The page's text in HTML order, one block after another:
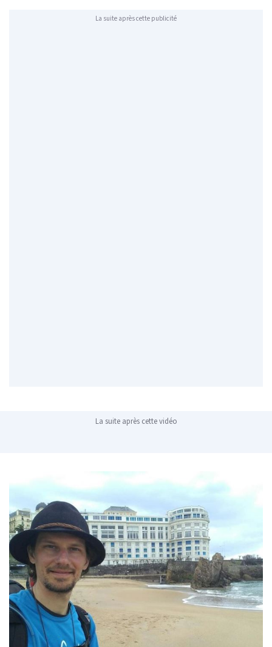
La suite après cette publicité
La suite après cette vidéo